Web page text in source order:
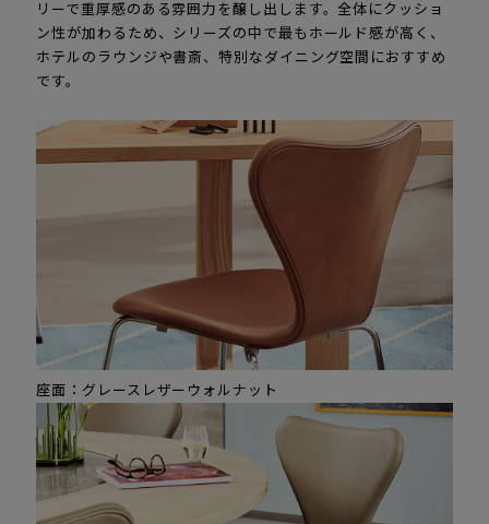
リーで重厚感のある雰囲力を醸し出します。全体にクッショ
ン性が加わるため、シリーズの中で最もホールド感が高く、
ホテルのラウンジや書斎、特別なダイニング空間におすすめ
です。
座面：グレースレザーウォルナット